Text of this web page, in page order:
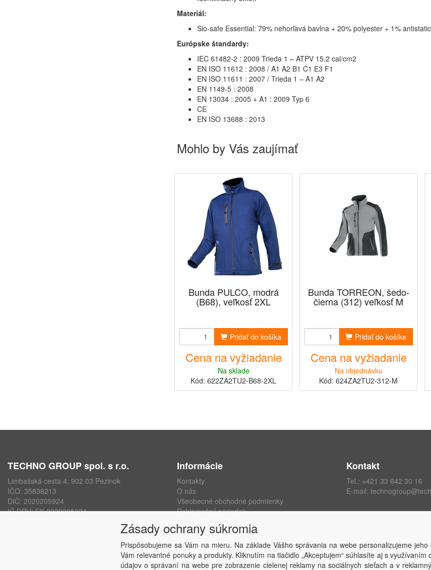
Materiál:
Sio-safe Essential: 79% nehorľavá bavlna + 20% polyester + 1%
Európske štandardy:
IEC 61482-2 : 2009 Trieda 1 – ATPV 15.2 cal/cm2
EN ISO 11612 : 2008 / A1 A2 B1 C1 E3 F1
EN ISO 11611 : 2007 / Trieda 1 – A1 A2
EN 1149-5 : 2008
EN 13034 : 2005 + A1 : 2009 Typ 6
CE
EN ISO 13688 : 2013
Mohlo by Vás zaujímať
Bunda PULCO, modrá
(B68), veľkosť 2XL
Pridať do košíka
Cena na vyžiadanie
Na sklade
Kód: 622ZA2TU2-B68-2XL
Bunda TORREON, šedo-
čierna (312) veľkosť M
Pridať do košíka
Cena na vyžiadanie
Na objednávku
Kód: 624ZA2TU2-312-M
TECHNO GROUP spol. s r.o.
Limbašská cesta 4, 902 03 Pezinok
IČO: 35838213
DIČ: 2020205924
IČ DPH: SK 2020205924
Informácie
Kontakty
O nás
Všeobecné obchodné podmienky
Reklamačný poriadok
Nastavenie súkromia
Odstúpenie od zmluvy
Kontakt
Tel.: +421 33 642 30 16
E-mail:
Copyright © TECHNO GROUP spol. s r.o.2026
Zásady ochrany súkromia
Prispôsobujeme sa Vám na mieru. Na základe Vášho správania na webe personalizujeme
Vám relevantné ponuky a produkty. Kliknutím na tlačidlo „Akceptujem“ súhlasíte aj s využívaním
údajov o správaní na webe pre zobrazenie cielenej reklamy na sociálnych sieťach a v